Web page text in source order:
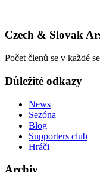
Czech & Slovak
Počet členů se v každé
Důležité odkazy
News
Sezóna
Blog
Supporters club
Hráči
Archiv